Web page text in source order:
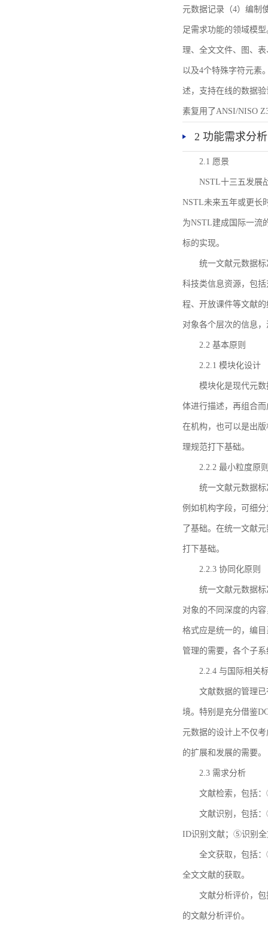
元数据记录（4）编制
足需求功能的领域模
理、全文文件、图、
以及4个特殊字符元素
述，支持在线的数据
素复用了ANSI/NISO
2 功能需求分析
2.1 愿景
NSTL十三五发展
NSTL未来五年或更长
为NSTL建成国际一流
标的实现。
统一文献元数据
科技类信息资源，包
程、开放课件等文献
对象各个层次的信息
2.2 基本原则
2.2.1 模块化设计
模块化是现代元
体进行描述，再组合
在机构，也可以是出
理规范打下基础。
2.2.2 最小粒度原
统一文献元数据
例如机构字段，可细
了基础。在统一文献
打下基础。
2.2.3 协同化原则
统一文献元数据
对象的不同深度的内
格式应是统一的，编
管理的需要，各个子
2.2.4 与国际相关
文献数据的管理
境。特别是充分借鉴
元数据的设计上不仅
的扩展和发展的需要。
2.3 需求分析
文献检索，包括
文献识别，包括
ID识别文献；⑤识别全
全文获取，包括
全文文献的获取。
文献分析评价，
的文献分析评价。